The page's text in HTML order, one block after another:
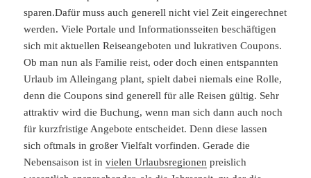
sparen.Dafür muss auch generell nicht viel Zeit eingerechnet
werden. Viele Portale und Informationsseiten beschäftigen
sich mit aktuellen Reiseangeboten und lukrativen Coupons.
Ob man nun als Familie reist, oder doch einen entspannten
Urlaub im Alleingang plant, spielt dabei niemals eine Rolle,
denn die Coupons sind generell für alle Reisen gültig. Sehr
attraktiv wird die Buchung, wenn man sich dann auch noch
für kurzfristige Angebote entscheidet. Denn diese lassen
sich oftmals in großer Vielfalt vorfinden. Gerade die
Nebensaison ist invielen Urlaubsregionen preislich